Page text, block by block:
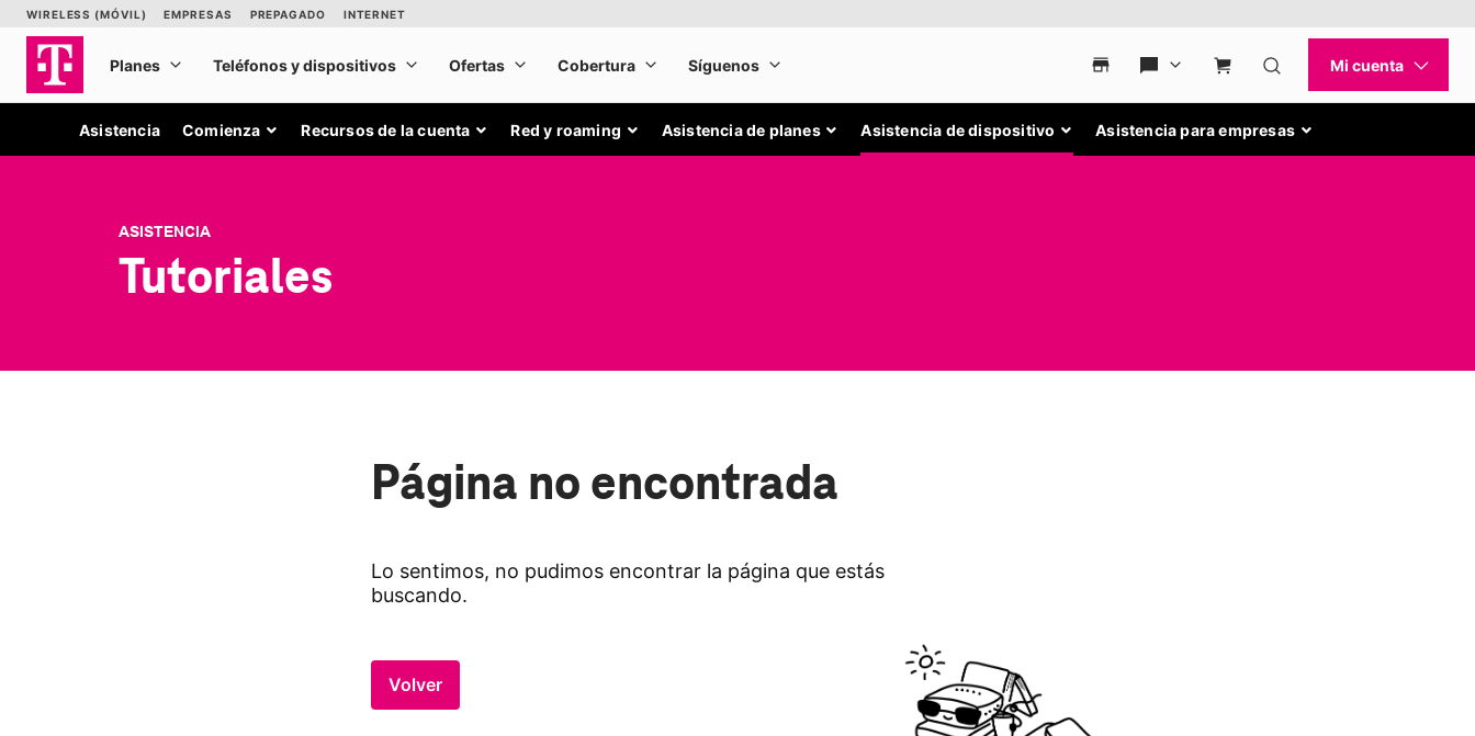
Asistencia Comienza Recursos de la cuenta Red y roaming Asistencia de planes Asistencia de dispositivo Asistencia para empresas
ASISTENCIA
Tutoriales